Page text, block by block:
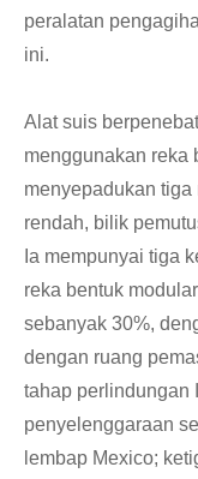
peralatan
ini.
Alat suis
menggunakan reka
menyepadukan
rendah, bilik
Ia mempunyai tiga
reka bentuk
sebanyak 30%,
dengan ruang
tahap perlindungan
penyelenggaraan
lembap Mexico;